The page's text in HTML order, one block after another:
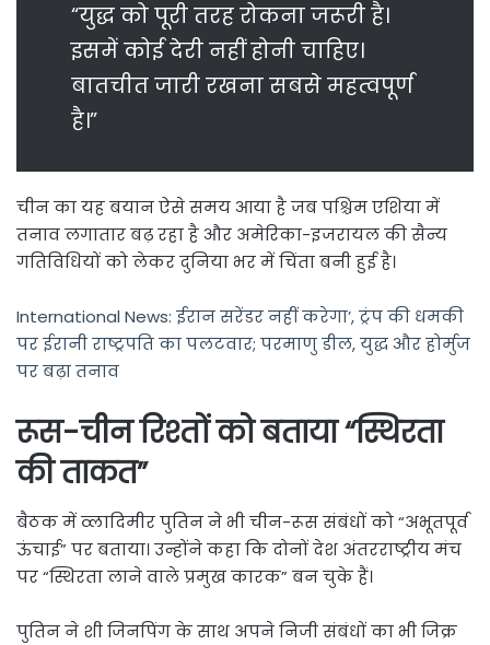
“युद्ध को पूरी तरह रोकना जरूरी है।
इसमें कोई देरी नहीं होनी चाहिए।
बातचीत जारी रखना सबसे महत्वपूर्ण
है।”
चीन का यह बयान ऐसे समय आया है जब पश्चिम एशिया में
तनाव लगातार बढ़ रहा है और अमेरिका-इजरायल की सैन्य
गतिविधियों को लेकर दुनिया भर में चिंता बनी हुई है।
International News: ईरान सरेंडर नहीं करेगा’, ट्रंप की धमकी
पर ईरानी राष्ट्रपति का पलटवार; परमाणु डील, युद्ध और होर्मुज
पर बढ़ा तनाव
रूस-चीन रिश्तों को बताया “स्थिरता
की ताकत”
बैठक मेंव्लादिमीर पुतिनने भी चीन-रूस संबंधों को “अभूतपूर्व
ऊंचाई” पर बताया। उन्होंने कहा कि दोनों देश अंतरराष्ट्रीय मंच
पर “स्थिरता लाने वाले प्रमुख कारक” बन चुके हैं।
पुतिन ने शी जिनपिंग के साथ अपने निजी संबंधों का भी जिक्र